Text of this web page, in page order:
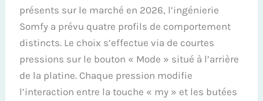
présents sur le marché en 2026, l’ingénierie
Somfy a prévu quatre profils de comportement
distincts. Le choix s’effectue via de courtes
pressions sur le bouton « Mode » situé à l’arrière
de la platine. Chaque pression modifie
l’interaction entre la touche « my » et les butées